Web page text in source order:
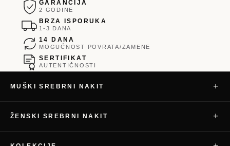
GARANCIJA
2 GODINE
BRZA ISPORUKA
1-3 DANA
14 DANA
MOGUĆNOST POVRATA/ZAMENE
SERTIFIKAT
AUTENTIČNOSTI
MUŠKI SREBRNI NAKIT +
ŽENSKI SREBRNI NAKIT +